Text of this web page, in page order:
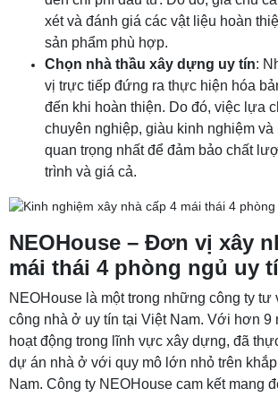
xét và đánh giá các vật liệu hoàn
sản phẩm phù hợp.
Chọn nhà thầu xây dựng uy tín:
vị trực tiếp đứng ra thực hiện hóa
đến khi hoàn thiện. Do đó, việc lựa
chuyên nghiệp, giàu kinh nghiệm và
quan trọng nhất để đảm bảo chất
trình và giá cả.
NEOHouse – Đơn vị xây
mái thái 4 phòng ngủ uy
NEOHouse là một trong những công ty tư
công nhà ở uy tín tại Việt Nam. Với hơn 9
hoạt động trong lĩnh vực xây dựng, đã
dự án nhà ở với quy mô lớn nhỏ trên
Nam. Công ty NEOHouse cam kết mang